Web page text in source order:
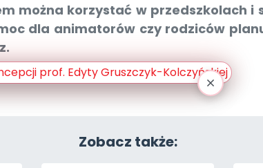
można korzystać w przedszkolach i
dla animatorów czy rodziców
Zobacz także: